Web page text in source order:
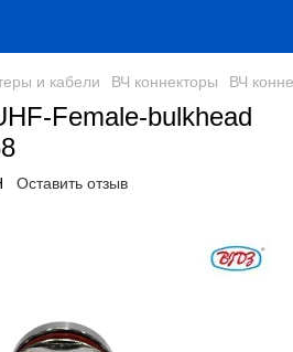
и кабели ВЧ коннекторы ВЧ
Female-bulkhead
Оставить отзыв